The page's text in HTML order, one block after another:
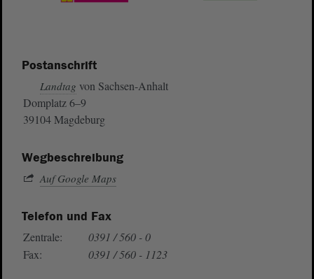
Postanschrift
Landtag von Sachsen-Anhalt
Domplatz 6–9
39104 Magdeburg
Wegbeschreibung
Auf Google Maps
Telefon und Fax
Zentrale:
0391 / 560 - 0
Fax:
0391 / 560 - 1123